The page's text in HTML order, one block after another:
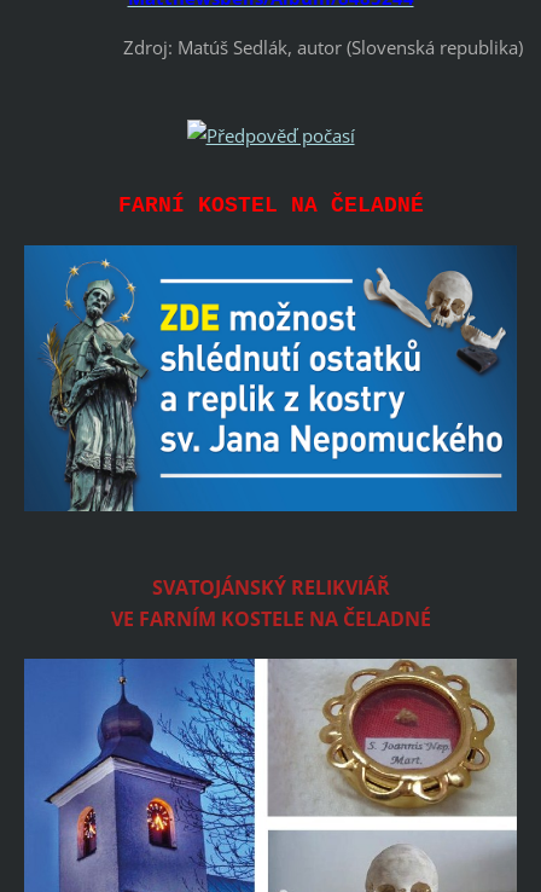
Zdroj: Matúš Sedlák, autor (Slovenská republika)
FARNÍ KOSTEL NA ČELADNÉ
SVATOJÁNSKÝ RELIKVIÁŘ
VE FARNÍM KOSTELE NA ČELADNÉ